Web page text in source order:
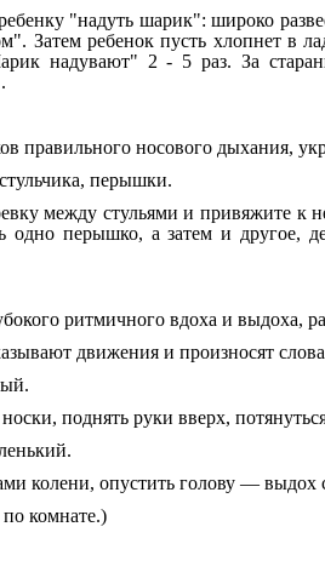
"надуть шарик": широко
Затем ребенок пусть хлопнет
надувают" 2 - 5 раз. За
правильного носового дыхания,
перышки.
между стульями и привяжите к
одно перышко, а затем и другое,
ритмичного вдоха и выдоха,
движения и произносят
поднять руки вверх,
колени, опустить голову —
комнате.)